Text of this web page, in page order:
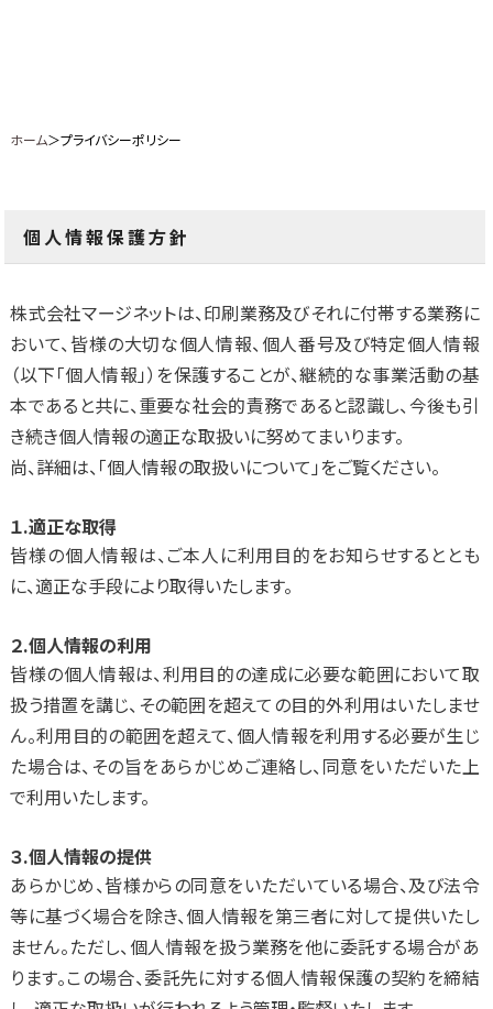
ホーム＞プライバシーポリシー
個人情報保護方針
株式会社マージネットは、印刷業務及びそれに付帯する業務に
おいて、皆様の大切な個人情報、個人番号及び特定個人情報
（以下「個人情報」）を保護することが、継続的な事業活動の基
本であると共に、重要な社会的責務であると認識し、今後も引
き続き個人情報の適正な取扱いに努めてまいります。
尚、詳細は、「個人情報の取扱いについて」をご覧ください。
１.適正な取得
皆様の個人情報は、ご本人に利用目的をお知らせするととも
に、適正な手段により取得いたします。
２.個人情報の利用
皆様の個人情報は、利用目的の達成に必要な範囲において取
扱う措置を講じ、その範囲を超えての目的外利用はいたしませ
ん。利用目的の範囲を超えて、個人情報を利用する必要が生じ
た場合は、その旨をあらかじめご連絡し、同意をいただいた上
で利用いたします。
３.個人情報の提供
あらかじめ、皆様からの同意をいただいている場合、及び法令
等に基づく場合を除き、個人情報を第三者に対して提供いたし
ません。ただし、個人情報を扱う業務を他に委託する場合があ
ります。この場合、委託先に対する個人情報保護の契約を締結